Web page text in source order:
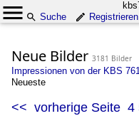
Suche
Registrieren
Neue Bilder 3181 Bilder
Impressionen von der KBS
Neueste
<< vorherige Seite 4